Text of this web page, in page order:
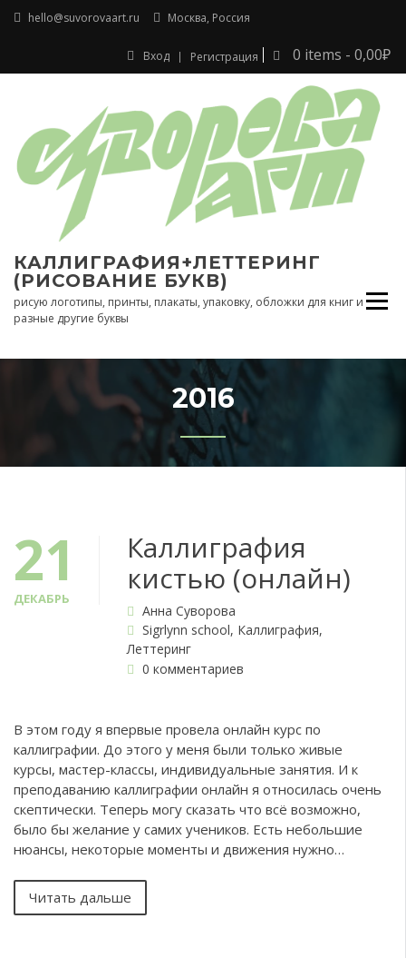
Перейтиhello@suvorovaart.ru Москва, Россия
Вход Регистрация 0 items - 0,00₽
КАЛЛИГРАФИЯ+ЛЕТТЕРИНГ
(РИСОВАНИЕ БУКВ)
рисую логотипы, принты, плакаты, упаковку, обложки для книг и
разные другие буквы
2016
21
ДЕКАБРЬ
Каллиграфия
кистью (онлайн)
Анна Суворова
Sigrlynn school, Каллиграфия,
Леттеринг
0 комментариев
В этом году я впервые провела онлайн курс по
каллиграфии. До этого у меня были только живые
курсы, мастер-классы, индивидуальные занятия. И к
преподаванию каллиграфии онлайн я относилась очень
скептически. Теперь могу сказать что всё возможно,
было бы желание у самих учеников. Есть небольшие
нюансы, некоторые моменты и движения нужно…
Читать дальше